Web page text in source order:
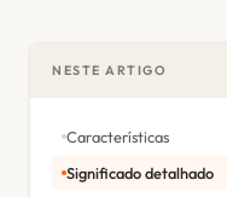
NESTE ARTIGO
Características
Significado detalhado